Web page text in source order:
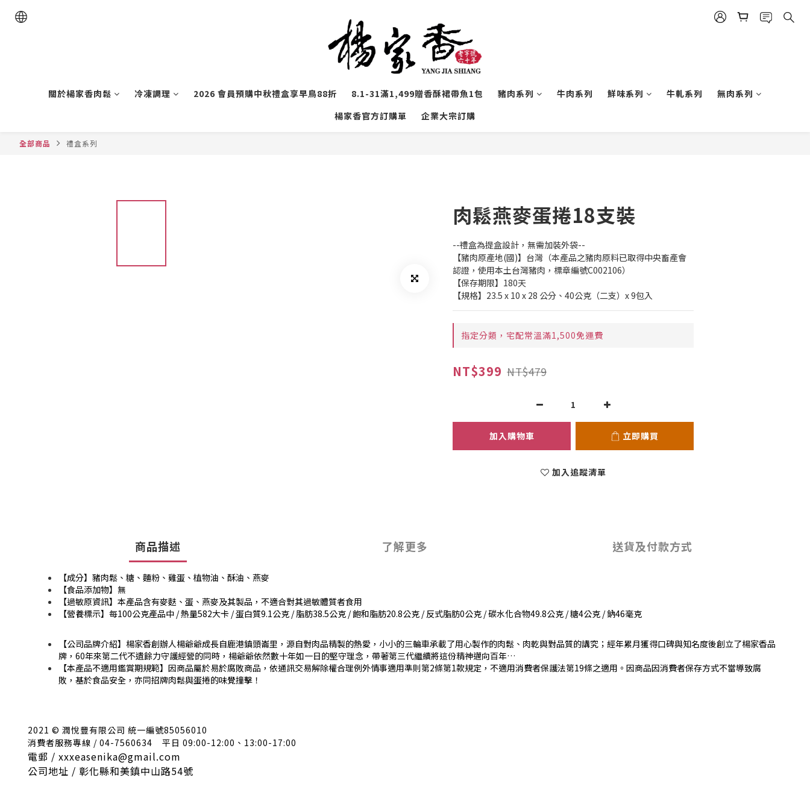
關於楊家香肉鬆 冷凍調理 2026 會員預購中秋禮盒享早鳥88折 8.1-31滿1,499贈香酥裙帶魚1包 豬肉系列 牛肉系列 鮮味系列 牛軋系列
無肉系列
楊家香官方訂購單
企業大宗訂購
全部商品 禮盒系列
肉鬆燕麥蛋捲18支裝
--禮盒為提盒設計，無需加裝外袋--
【豬肉原產地(國)】台灣（本產品之豬肉原料已取得中央畜產會
認證，使用本土台灣豬肉，標章編號C002106）
【保存期限】180天
【規格】23.5 x 10 x 28 公分、40公克（二支）x 9包入
指定分類，宅配常溫滿1,500免運費
NT$399 NT$479
加入購物車 立即購買
加入追蹤清單
商品描述 了解更多 送貨及付款方式
【成分】豬肉鬆、糖、麵粉、雞蛋、植物油、酥油、燕麥
【食品添加物】無
【過敏原資訊】本產品含有麥麩、蛋、燕麥及其製品，不適合對其過敏體質者食用
【營養標示】每100公克產品中 / 熱量582大卡 / 蛋白質9.1公克 / 脂肪38.5公克 / 飽和脂肪20.8公克 / 反式脂肪0公克 / 碳水化合物49.8公克 / 糖4公克 / 鈉46毫克
【公司品牌介紹】楊家香創辦人楊爺爺成長自鹿港鎮頭崙里，源自對肉品精製的熱愛，小小的三輪車承載了用心製作的肉鬆、肉乾與對品質的講究；經年累月獲得口碑與知名度後創立了楊家香品
牌，60年來第二代不遺餘力守護經營的同時，楊爺爺依然數十年如一日的堅守理念，帶著第三代繼續將這份精神邁向百年…
【本產品不適用鑑賞期規範】因商品屬於易於腐敗商品，依通訊交易解除權合理例外情事適用準則第2條第1款規定，不適用消費者保護法第19條之適用。因商品因消費者保存方式不當導致腐
敗，基於食品安全，亦同招牌肉鬆與蛋捲的味覺撞擊！
2021 © 潤悅豐有限公司 統一編號85056010
消費者服務專線 / 04-7560634 平日 09:00-12:00、13:00-17:00
電郵 / xxxeasenika@gmail.com
公司地址 / 彰化縣和美鎮中山路54號